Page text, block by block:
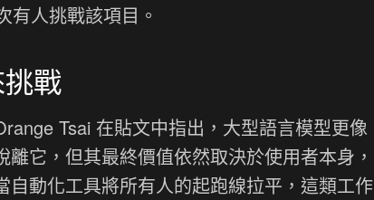
有人挑戰該項目。
戰
Tsai 在貼文中指出，大型語言模型更像
它，但其最終價值依然取決於使用者本身，
動化工具將所有人的起跑線拉平，這類工作